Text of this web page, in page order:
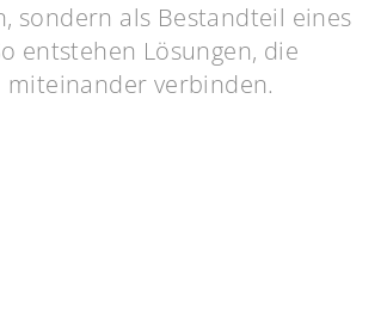
sondern als Bestandteil eines
entstehen Lösungen, die
miteinander verbinden.